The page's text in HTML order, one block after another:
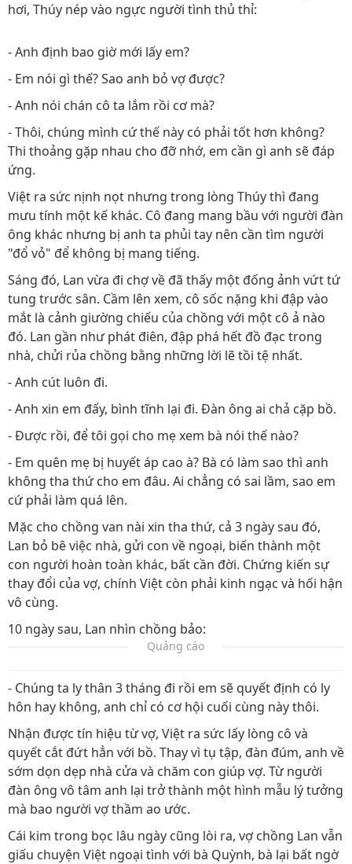
hơi, Thúy nép vào ngực người tình thủ thỉ:
- Anh định bao giờ mới lấy em?
- Em nói gì thế? Sao anh bỏ vợ được?
- Anh nói chán cô ta lắm rồi cơ mà?
- Thôi, chúng mình cứ thế này có phải tốt hơn không?
Thi thoảng gặp nhau cho đỡ nhớ, em cần gì anh sẽ đáp
ứng.
Việt ra sức nịnh nọt nhưng trong lòng Thúy thì đang
mưu tính một kế khác. Cô đang mang bầu với người đàn
ông khác nhưng bị anh ta phủi tay nên cần tìm người
"đổ vỏ" để không bị mang tiếng.
Sáng đó, Lan vừa đi chợ về đã thấy một đống ảnh vứt tứ
tung trước sân. Cầm lên xem, cô sốc nặng khi đập vào
mắt là cảnh giường chiếu của chồng với một cô ả nào
đó. Lan gần như phát điên, đập phá hết đồ đạc trong
nhà, chửi rủa chồng bằng những lời lẽ tồi tệ nhất.
- Anh cút luôn đi.
- Anh xin em đấy, bình tĩnh lại đi. Đàn ông ai chả cặp bồ.
- Được rồi, để tôi gọi cho mẹ xem bà nói thế nào?
- Em quên mẹ bị huyết áp cao à? Bà có làm sao thì anh
không tha thứ cho em đâu. Ai chẳng có sai lầm, sao em
cứ phải làm quá lên.
Mặc cho chồng van nài xin tha thứ, cả 3 ngày sau đó,
Lan bỏ bê việc nhà, gửi con về ngoại, biến thành một
con người hoàn toàn khác, bất cần đời. Chứng kiến sự
thay đổi của vợ, chính Việt còn phải kinh ngạc và hối hận
vô cùng.
10 ngày sau, Lan nhìn chồng bảo:
Quảng cáo
- Chúng ta ly thân 3 tháng đi rồi em sẽ quyết định có ly
hôn hay không, anh chỉ có cơ hội cuối cùng này thôi.
Nhận được tín hiệu từ vợ, Việt ra sức lấy lòng cô và
quyết cắt đứt hẳn với bồ. Thay vì tụ tập, đàn đúm, anh về
sớm dọn dẹp nhà cửa và chăm con giúp vợ. Từ người
đàn ông vô tâm anh lại trở thành một hình mẫu lý tưởng
mà bao người vợ thầm ao ước.
Cái kim trong bọc lâu ngày cũng lòi ra, vợ chồng Lan vẫn
giấu chuyện Việt ngoại tình với bà Quỳnh, bà lại bất ngờ